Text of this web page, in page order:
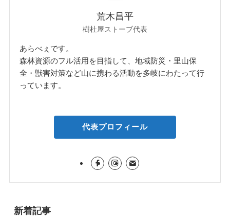
荒木昌平
樹杜屋ストーブ代表
あらべぇです。
森林資源のフル活用を目指して、地域防災・里山保
全・獣害対策など山に携わる活動を多岐にわたって行
っています。
代表プロフィール
新着記事